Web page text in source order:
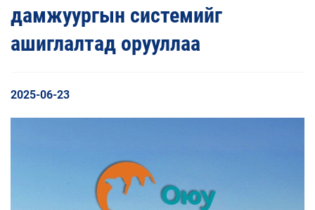
дамжуургын системийг
ашиглалтад орууллаа
2025-06-23